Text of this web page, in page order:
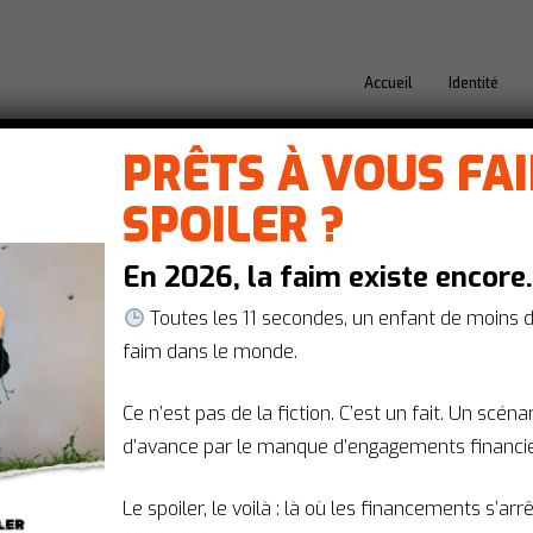
Accueil Identité
Prévenir les risques de l'IA en santé
Évaluation des dispositifs médicaux
Numérique en Santé en parle
Lors de la session "IA & Santé : miracle
Santé, la présidente de l'Agence du
19 juin 2024
PRÊTS À VOUS
SPOILER ?
En 2026, la faim existe encore.
Toutes les 11 secondes, un enfant de moins
faim dans le monde.
Ce n’est pas de la fiction. C’est un fait. Un
d’avance par le manque d’engagements
Le spoiler, le voilà : là où les financements